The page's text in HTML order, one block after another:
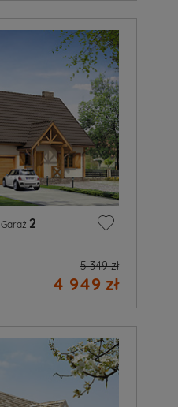
Garaż 2
5 349 zł
4 949 zł